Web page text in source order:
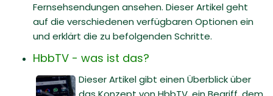
Fernsehsendungen ansehen. Dieser Artikel geht
auf die verschiedenen verfügbaren Optionen ein
und erklärt die zu befolgenden Schritte.
HbbTV - was ist das?
Dieser Artikel gibt einen Überblick über